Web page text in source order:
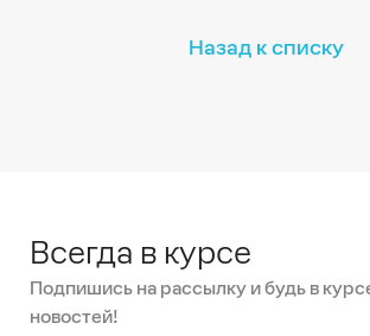
Назад к списку
Всегда в курсе
Подпишись на рассылку и будь в
новостей!